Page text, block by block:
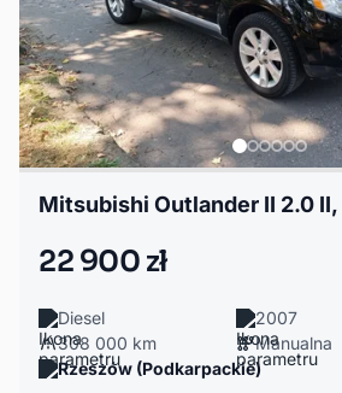
22 900 zł
Diesel
2007
308 000 km
Manualna
Rzeszów (Podkarpackie)